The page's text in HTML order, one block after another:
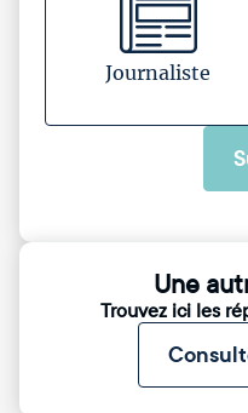
Journaliste
Une
Trouvez ici les